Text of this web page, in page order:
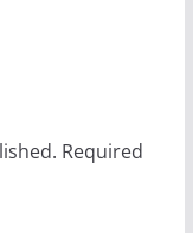
Required